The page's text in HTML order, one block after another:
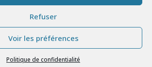
Refuser
Voir les préférences
Politique de confidentialité
CONTACTER NOUS